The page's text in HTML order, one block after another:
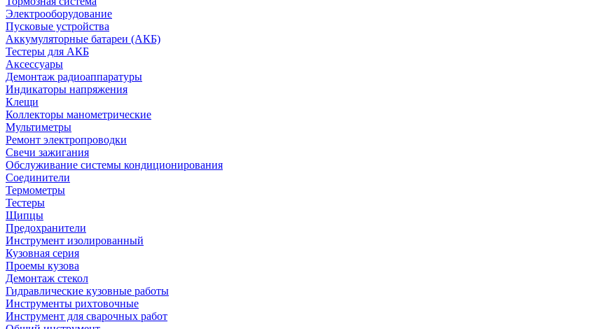
Электрооборудование
Пусковые устройства
Аккумуляторные батареи (АКБ)
Тестеры для АКБ
Аксессуары
Демонтаж радиоаппаратуры
Индикаторы напряжения
Клещи
Коллекторы манометрические
Мультиметры
Ремонт электропроводки
Свечи зажигания
Обслуживание системы кондиционирования
Соединители
Термометры
Тестеры
Щипцы
Предохранители
Инструмент изолированный
Кузовная серия
Проемы кузова
Демонтаж стекол
Гидравлические кузовные работы
Инструменты рихтовочные
Инструмент для сварочных работ